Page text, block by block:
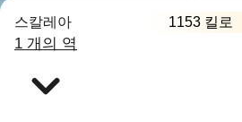
스칼레아 1153 킬로
1 개의 역